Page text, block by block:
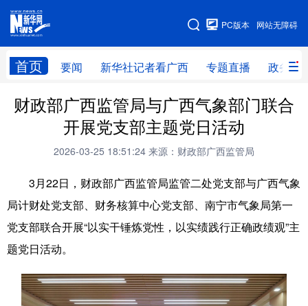
网站无障碍
PC版本
首页 要闻 新华社记者看广西 专题直播 政务信
网站地图
广西频道
新华社记者 专题直播
新华网导航
学习进行时
国际 财经 网评 港澳
台湾 思客智库 全球连线 教育
财政部广西监管局与广西气象部门联合
开展党支部主题党日活动
2026-03-25 18:51:24 来源：财政部广西监管局
3月22日，财政部广西监管局监管二处党支部与广西气象
局计财处党支部、财务核算中心党支部、南宁市气象局第一
党支部联合开展“以实干锤炼党性，以实绩践行正确政绩观”主
题党日活动。